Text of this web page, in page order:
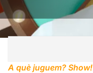
A què juguem? Show!